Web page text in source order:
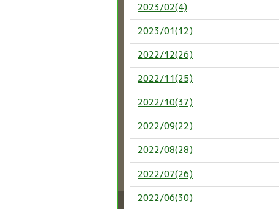
2023/02(4)
2023/01(12)
2022/12(26)
2022/11(25)
2022/10(37)
2022/09(22)
2022/08(28)
2022/07(26)
2022/06(30)